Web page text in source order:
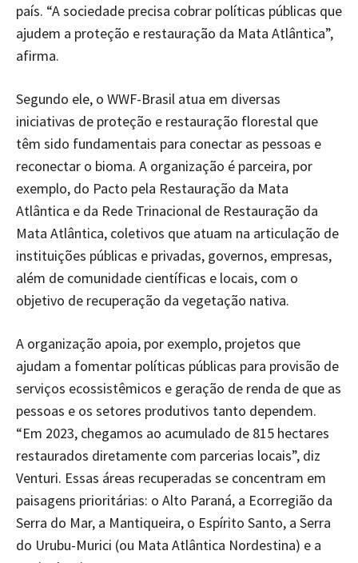
país. “A sociedade precisa cobrar políticas públicas que
ajudem a proteção e restauração da Mata Atlântica”,
afirma.
Segundo ele, o WWF-Brasil atua em diversas
iniciativas de proteção e restauração florestal que
têm sido fundamentais para conectar as pessoas e
reconectar o bioma. A organização é parceira, por
exemplo, do Pacto pela Restauração da Mata
Atlântica e da Rede Trinacional de Restauração da
Mata Atlântica, coletivos que atuam na articulação de
instituições públicas e privadas, governos, empresas,
além de comunidade científicas e locais, com o
objetivo de recuperação da vegetação nativa.
A organização apoia, por exemplo, projetos que
ajudam a fomentar políticas públicas para provisão de
serviços ecossistêmicos e geração de renda de que as
pessoas e os setores produtivos tanto dependem.
“Em 2023, chegamos ao acumulado de 815 hectares
restaurados diretamente com parcerias locais”, diz
Venturi. Essas áreas recuperadas se concentram em
paisagens prioritárias: o Alto Paraná, a Ecorregião da
Serra do Mar, a Mantiqueira, o Espírito Santo, a Serra
do Urubu-Murici (ou Mata Atlântica Nordestina) e a